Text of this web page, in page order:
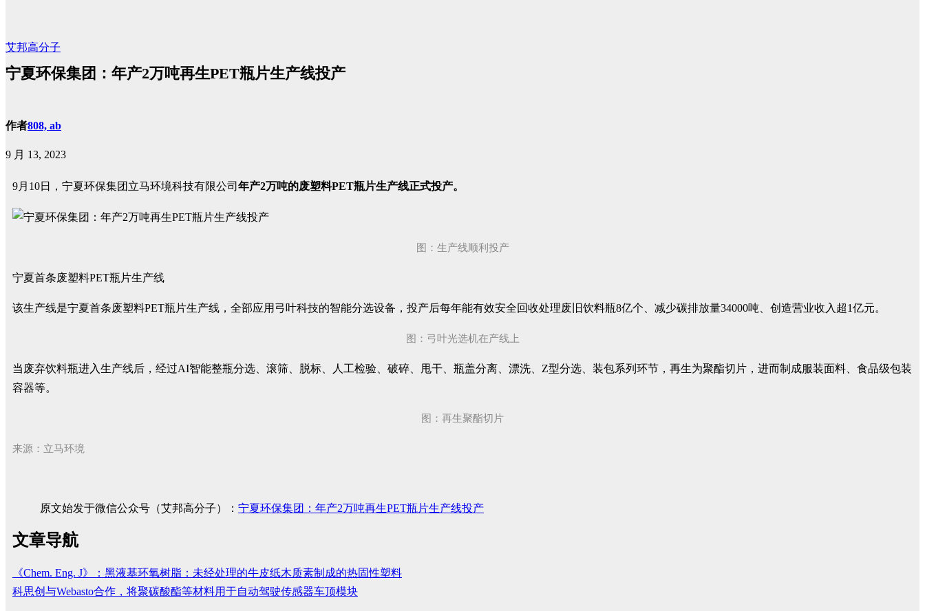
艾邦高分子
宁夏环保集团：年产2万吨再生PET瓶片生产线投产
作者808, ab
9 月 13, 2023
9月10日，宁夏环保集团立马环境科技有限公司 年产2万吨的废塑料PET瓶片生产线正式投产。
图：生产线顺利投产
宁夏首条废塑料PET瓶片生产线
该生产线是宁夏首条废塑料PET瓶片生产线，全部应用弓叶科技的智能分选设备，投产后每年能有效安全回收处理废旧饮料瓶8亿个、减少碳排放量34000吨、创造营业收入超1亿元。
图：弓叶光选机在产线上
当废弃饮料瓶进入生产线后，经过AI智能整瓶分选、滚筛、脱标、人工检验、破碎、甩干、瓶盖分离、漂洗、Z型分选、装包系列环节，再生为聚酯切片，进而制成服装面料、食品级包装
容器等。
图：再生聚酯切片
来源： 立马环境
原文始发于微信公众号（艾邦高分子）： 宁夏环保集团：年产2万吨再生PET瓶片生产线投产
文章导航
《Chem. Eng. J》：黑液基环氧树脂：未经处理的牛皮纸木质素制成的热固性塑料
科思创与Webasto合作，将聚碳酸酯等材料用于自动驾驶传感器车顶模块